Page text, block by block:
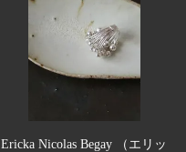
Ericka Nicolas Begay （エリッ